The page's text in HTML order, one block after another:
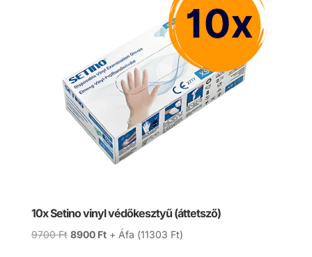
10x Setino vinyl védőkesztyű (áttetsző)
9700Ft Original
8900 FtCurrent
+ Áfa (11303 Ft)